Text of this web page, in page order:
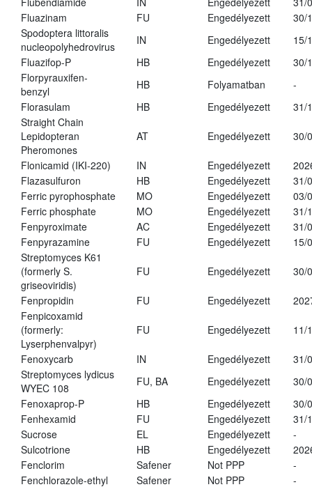
Fluazinam
FU Engedélyezett
30/
Spodoptera littoralis
nucleopolyhedrovirus
IN Engedélyezett
15/
Fluazifop-P
HB Engedélyezett
30/
Florpyrauxifen-
benzyl
HB Folyamatban
-
Florasulam
HB Engedélyezett
31/
Straight Chain
Lepidopteran
Pheromones
AT Engedélyezett 30/
Flonicamid (IKI-220) IN Engedélyezett
Flazasulfuron
HB Engedélyezett
31/
Ferric pyrophosphate
MO Engedélyezett
03/
Ferric phosphate
MO Engedélyezett
31/
Fenpyroximate
AC Engedélyezett
31/
Fenpyrazamine
FU Engedélyezett
15/
Streptomyces K61
(formerly S.
griseoviridis)
FU Engedélyezett 30/
Fenpropidin FU Engedélyezett
Fenpicoxamid
(formerly:
Lyserphenvalpyr)
FU Engedélyezett 11/
Fenoxycarb IN Engedélyezett
31/
Streptomyces lydicus
WYEC 108
FU, BA Engedélyezett
30/
Fenoxaprop-P
HB Engedélyezett
30/
Fenhexamid
FU Engedélyezett
31/
Sucrose
EL Engedélyezett
-
Sulcotrione
HB Engedélyezett
Fenclorim
Safener Not PPP
-
Fenchlorazole-ethyl
Safener Not PPP
-